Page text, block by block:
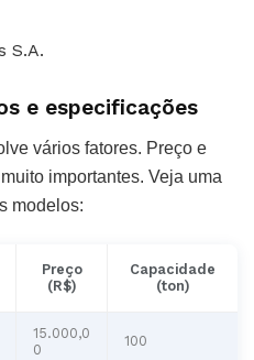
S.A.
e especificações
vários fatores. Preço e
importantes. Veja uma
modelos:
Preço
(R$)
Capacidade
(ton)
15.000,0
0
100